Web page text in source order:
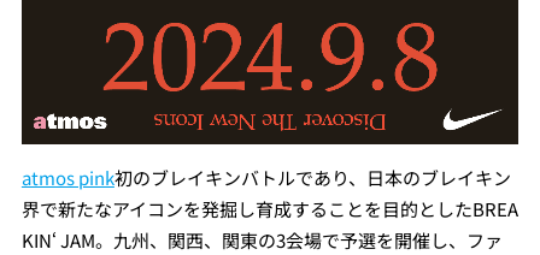
atmos pink初のブレイキンバトルであり、日本のブレイキン
界で新たなアイコンを発掘し育成することを目的としたBREA
KIN‘ JAM。九州、関西、関東の3会場で予選を開催し、ファ